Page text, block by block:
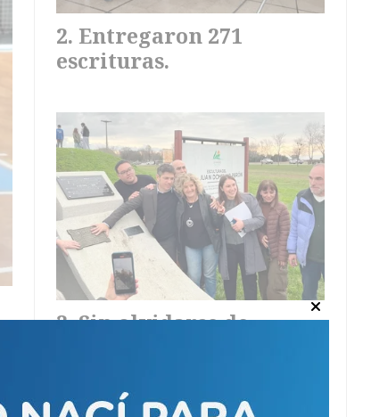
Entregaron 271
escrituras.
Sin olvidarse de